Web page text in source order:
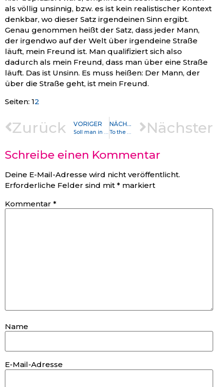
als völlig unsinnig, bzw. es ist kein realistischer Kontext
denkbar, wo dieser Satz irgendeinen Sinn ergibt.
Genau genommen heißt der Satz, dass jeder Mann,
der irgendwo auf der Welt über irgendeine Straße
läuft, mein Freund ist. Man qualifiziert sich also
dadurch als mein Freund, dass man über eine Straße
läuft. Das ist Unsinn. Es muss heißen: Der Mann, der
über die Straße geht, ist mein Freund.
Seiten: Seite
1,Seite
2
Zurück VORIGER
Soll man in der Schule den Roman lesen oder das Video dazu schauen?
NÄCHSTER
To the Lighthouse von Virginia Woolf Nächster
Schreibe einen Kommentar
Deine E-Mail-Adresse wird nicht veröffentlicht.
Erforderliche Felder sind mit * markiert
Kommentar *
Name
E-Mail-Adresse